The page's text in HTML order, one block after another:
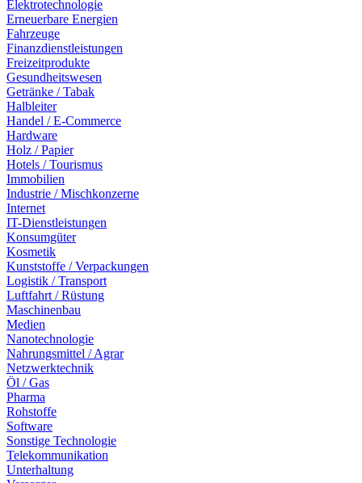
Elektrotechnologie
Erneuerbare Energien
Fahrzeuge
Finanzdienstleistungen
Freizeitprodukte
Gesundheitswesen
Getränke / Tabak
Halbleiter
Handel / E-Commerce
Hardware
Holz / Papier
Hotels / Tourismus
Immobilien
Industrie / Mischkonzerne
Internet
IT-Dienstleistungen
Konsumgüter
Kosmetik
Kunststoffe / Verpackungen
Logistik / Transport
Luftfahrt / Rüstung
Maschinenbau
Medien
Nanotechnologie
Nahrungsmittel / Agrar
Netzwerktechnik
Öl / Gas
Pharma
Rohstoffe
Software
Sonstige Technologie
Telekommunikation
Unterhaltung